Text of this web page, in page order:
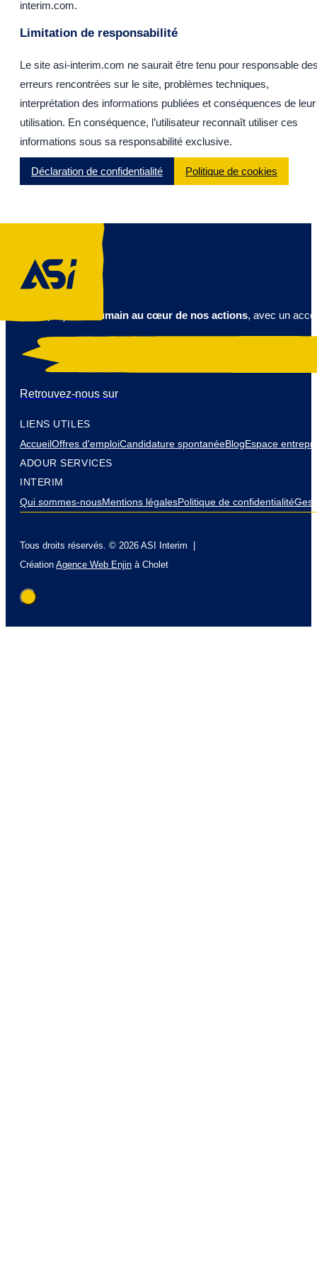
interim.com.
Limitation de responsabilité
Le site asi-interim.com ne saurait être tenu pour responsable
erreurs rencontrées sur le site, problèmes techniques,
interprétation des informations publiées et conséquences de leur
utilisation. En conséquence, l’utilisateur reconnaît utiliser ces
informations sous sa responsabilité exclusive.
Déclaration de confidentialité Politique de cookies
l’humain au cœur de nos actions, avec un
Retrouvez-nous sur
LIENS UTILES
AccueilOffres d'emploiCandidature spontanéeBlogEspace
ADOUR SERVICES
INTERIM
Qui sommes-nousMentions légalesPolitique de confidentialité
Tous droits réservés. © 2026 ASI Interim |
CréationAgence Web Enjin à Cholet